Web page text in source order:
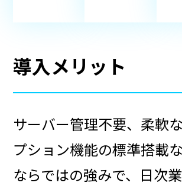
導入メリット
サーバー管理不要、柔軟
プション機能の標準搭載な
ならではの強みで、日次